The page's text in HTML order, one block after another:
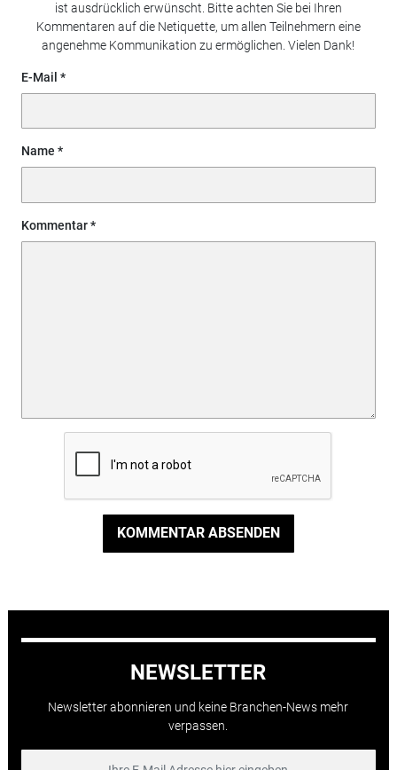
ist ausdrücklich erwünscht. Bitte achten Sie bei Ihren
Kommentaren auf die Netiquette, um allen Teilnehmern eine
angenehme Kommunikation zu ermöglichen. Vielen Dank!
E-Mail
Name
Kommentar
KOMMENTAR ABSENDEN
NEWSLETTER
Newsletter abonnieren und keine Branchen-News mehr
verpassen.